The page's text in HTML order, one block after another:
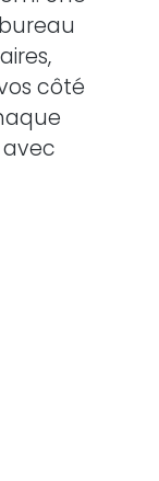
côté